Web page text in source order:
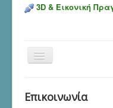
3D & Εικονική
Toggle
Navigation
Επικοινωνία